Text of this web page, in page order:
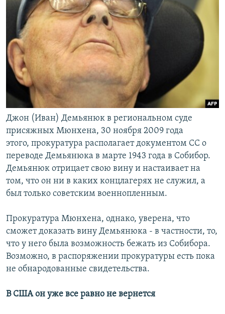
Джон (Иван) Демьянюк в региональном суде
присяжных Мюнхена, 30 ноября 2009 года
этого, прокуратура располагает документом СС о
переводе Демьянюка в марте 1943 года в Собибор.
Демьянюк отрицает свою вину и настаивает на
том, что он ни в каких концлагерях не служил, а
был только советским военнопленным.
Прокуратура Мюнхена, однако, уверена, что
сможет доказать вину Демьянюка - в частности, то,
что у него была возможность бежать из Собибора.
Возможно, в распоряжении прокуратуры есть пока
не обнародованные свидетельства.
В США он уже все равно не вернется